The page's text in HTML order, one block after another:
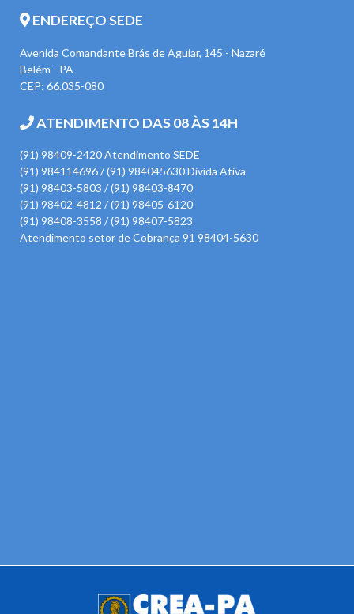
ENDEREÇO SEDE
Avenida Comandante Brás de Aguiar, 145 - Nazaré
Belém - PA
CEP: 66.035-080
ATENDIMENTO DAS 08 ÀS 14H
(91) 98409-2420 Atendimento SEDE
(91) 984114696 / (91) 984045630 Divida Ativa
(91) 98403-5803 / (91) 98403-8470
(91) 98402-4812 / (91) 98405-6120
(91) 98408-3558 / (91) 98407-5823
Atendimento setor de Cobrança 91 98404-5630